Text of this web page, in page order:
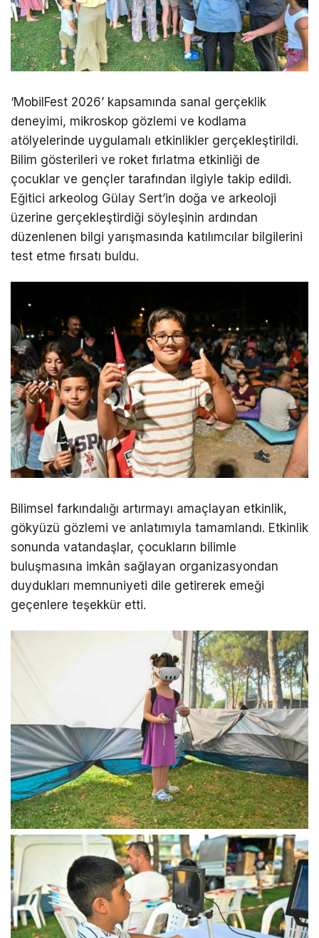
‘MobilFest 2026’ kapsamında sanal gerçeklik
deneyimi, mikroskop gözlemi ve kodlama
atölyelerinde uygulamalı etkinlikler gerçekleştirildi.
Bilim gösterileri ve roket fırlatma etkinliği de
çocuklar ve gençler tarafından ilgiyle takip edildi.
Eğitici arkeolog Gülay Sert’in doğa ve arkeoloji
üzerine gerçekleştirdiği söyleşinin ardından
düzenlenen bilgi yarışmasında katılımcılar bilgilerini
test etme fırsatı buldu.
Bilimsel farkındalığı artırmayı amaçlayan etkinlik,
gökyüzü gözlemi ve anlatımıyla tamamlandı. Etkinlik
sonunda vatandaşlar, çocukların bilimle
buluşmasına imkân sağlayan organizasyondan
duydukları memnuniyeti dile getirerek emeği
geçenlere teşekkür etti.